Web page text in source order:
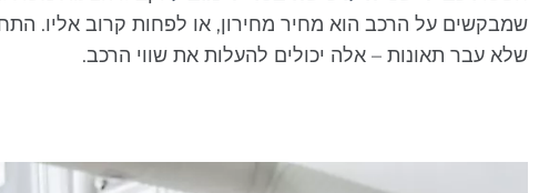
שמבקשים על הרכב הוא מחיר מחירון, או לפחות קרוב אליו.
שלא עבר תאונות – אלה יכולים להעלות את שווי הרכב.